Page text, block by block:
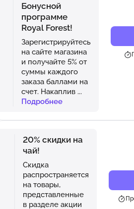
Бонусной
программе
Royal Forest!
Зарегистрируйтесь
на сайте магазина
и получайте 5% от
суммы каждого
заказа баллами на
счет. Накаплив ...
Подробнее
20% скидки на
чай!
Скидка
распространяется
на товары,
представленные
в разделе акции